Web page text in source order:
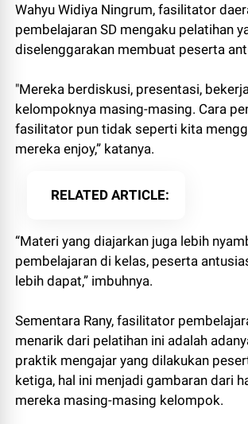
Wahyu Widiya Ningrum, fasilitator
pembelajaran SD mengaku pelatihan
diselenggarakan membuat peserta
"Mereka berdiskusi, presentasi,
kelompoknya masing-masing. Cara
fasilitator pun tidak seperti kita
mereka enjoy,” katanya.
RELATED ARTICLE
“Materi yang diajarkan juga lebih
pembelajaran di kelas, peserta
lebih dapat,” imbuhnya.
Sementara Rany, fasilitator
menarik dari pelatihan ini adalah
praktik mengajar yang dilakukan
ketiga, hal ini menjadi gambaran dari
mereka masing-masing kelompok.